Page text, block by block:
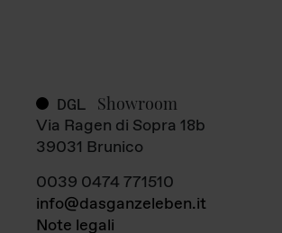
DGL Showroom
Via Ragen di Sopra 18b
39031 Brunico
0039 0474 771510
info@dasganzeleben.it
Note legali